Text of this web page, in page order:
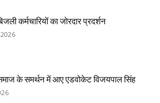
कर्मचारियों का जोरदार प्रदर्शन
के समर्थन में आए एडवोकेट विजयपाल सिंह